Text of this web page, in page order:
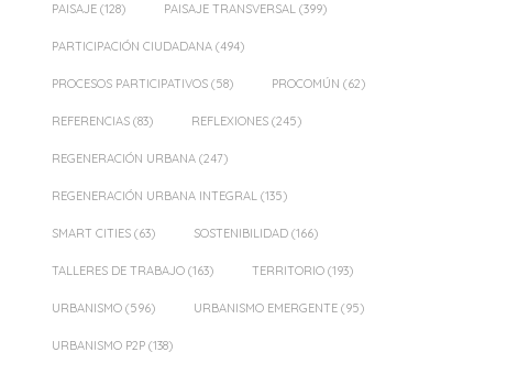
PAISAJE (128) PAISAJE TRANSVERSAL (399)
PARTICIPACIÓN CIUDADANA (494)
PROCESOS PARTICIPATIVOS (58) PROCOMÚN (62)
REFERENCIAS (83) REFLEXIONES (245)
REGENERACIÓN URBANA (247)
REGENERACIÓN URBANA INTEGRAL (135)
SMART CITIES (63) SOSTENIBILIDAD (166)
TALLERES DE TRABAJO (163) TERRITORIO (193)
URBANISMO (596) URBANISMO EMERGENTE (95)
URBANISMO P2P (138)